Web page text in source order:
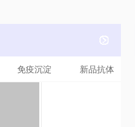
免疫沉淀 新品抗体